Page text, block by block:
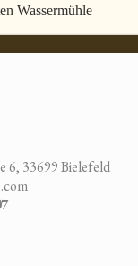
6, 33699 Bielefeld
Wassermühle